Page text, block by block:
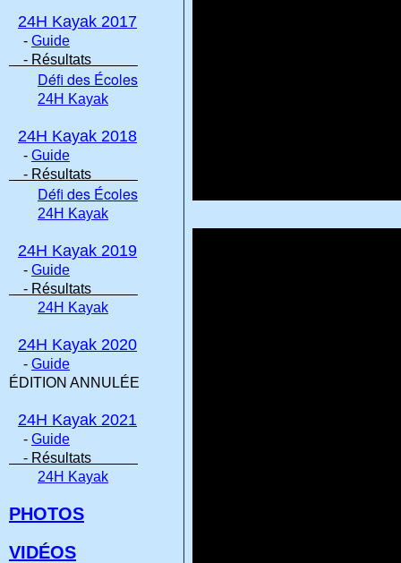
24H Kayak 2017
- Guide
- Résultats
Défi des Écoles
24H Kayak
24H Kayak 2018
- Guide
- Résultats
Défi des Écoles
24H Kayak
24H Kayak 2019
- Guide
- Résultats
24H Kayak
24H Kayak 2020
- Guide
ÉDITION ANNULÉE
24H Kayak 2021
- Guide
- Résultats
24H Kayak
PHOTOS
VIDÉOS